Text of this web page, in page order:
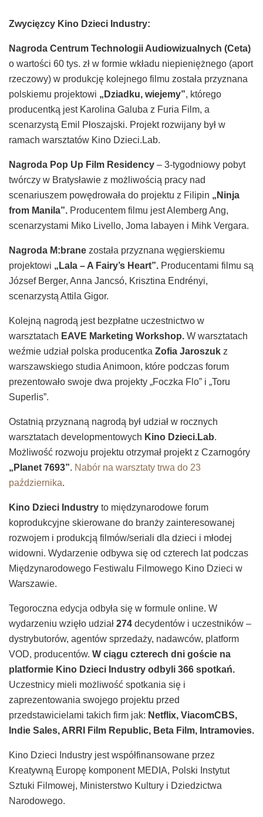
Zwycięzcy Kino Dzieci Industry:
Nagroda Centrum Technologii Audiowizualnych (Ceta)
o wartości 60 tys. zł w formie wkładu niepieniężnego (aport
rzeczowy) w produkcję kolejnego filmu została przyznana
polskiemu projektowi „Dziadku, wiejemy”, którego
producentką jest Karolina Galuba z Furia Film, a
scenarzystą Emil Płoszajski. Projekt rozwijany był w
ramach warsztatów Kino Dzieci.Lab.
Nagroda Pop Up Film Residency – 3-tygodniowy pobyt
twórczy w Bratysławie z możliwością pracy nad
scenariuszem powędrowała do projektu z Filipin „Ninja
from Manila”. Producentem filmu jest Alemberg Ang,
scenarzystami Miko Livello, Joma labayen i Mihk Vergara.
Nagroda M:brane została przyznana węgierskiemu
projektowi „Lala – A Fairy’s Heart”. Producentami filmu są
József Berger, Anna Jancsó, Krisztina Endrényi,
scenarzystą Attila Gigor.
Kolejną nagrodą jest bezpłatne uczestnictwo w
warsztatach EAVE Marketing Workshop. W warsztatach
weźmie udział polska producentka Zofia Jaroszuk z
warszawskiego studia Animoon, które podczas forum
prezentowało swoje dwa projekty „Foczka Flo” i „Toru
Superlis”.
Ostatnią przyznaną nagrodą był udział w rocznych
warsztatach developmentowych Kino Dzieci.Lab.
Możliwość rozwoju projektu otrzymał projekt z Czarnogóry
„Planet 7693”. Nabór na warsztaty trwa do 23
października.
Kino Dzieci Industry to międzynarodowe forum
koprodukcyjne skierowane do branży zainteresowanej
rozwojem i produkcją filmów/seriali dla dzieci i młodej
widowni. Wydarzenie odbywa się od czterech lat podczas
Międzynarodowego Festiwalu Filmowego Kino Dzieci w
Warszawie.
Tegoroczna edycja odbyła się w formule online. W
wydarzeniu wzięło udział 274 decydentów i uczestników –
dystrybutorów, agentów sprzedaży, nadawców, platform
VOD, producentów. W ciągu czterech dni goście na
platformie Kino Dzieci Industry odbyli 366 spotkań.
Uczestnicy mieli możliwość spotkania się i
zaprezentowania swojego projektu przed
przedstawicielami takich firm jak: Netflix, ViacomCBS,
Indie Sales, ARRI Film Republic, Beta Film, Intramovies.
Kino Dzieci Industry jest współfinansowane przez
Kreatywną Europę komponent MEDIA, Polski Instytut
Sztuki Filmowej, Ministerstwo Kultury i Dziedzictwa
Narodowego.